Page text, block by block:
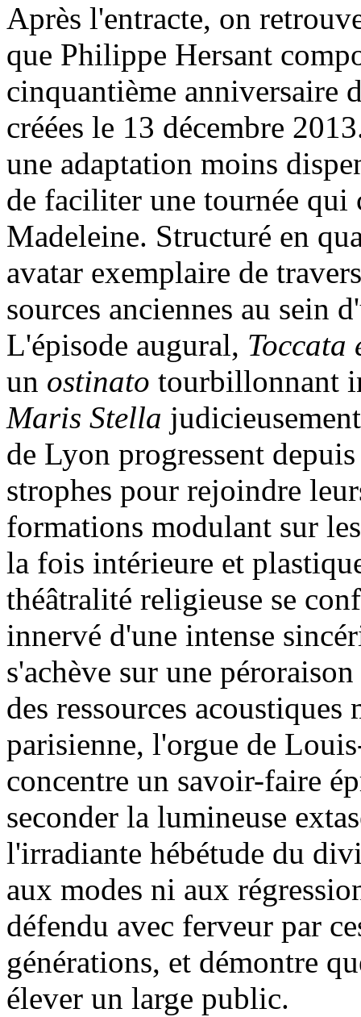
Après l'entracte, on
que Philippe Hersant
cinquantième anniversaire
créées le 13 décembre
une adaptation moins
de faciliter une tournée
Madeleine. Structuré en
avatar exemplaire de
sources anciennes au sein
L'épisode augural, Toccata
un ostinato tourbillonnant
Maris Stella
de Lyon progressent
strophes pour rejoindre
formations modulant sur
la fois intérieure et
théâtralité religieuse se
innervé d'une intense
s'achève sur une
des ressources
parisienne, l'orgue de
concentre un savoir-faire
seconder la lumineuse
l'irradiante hébétude du
aux modes ni aux
défendu avec ferveur par
générations, et démontre
élever un large public.